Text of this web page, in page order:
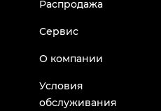
Распродажа
Сервис
О компании
Условия
обслуживания